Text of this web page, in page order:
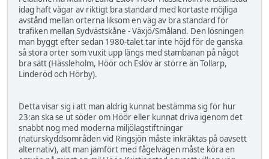
idag haft vägar av riktigt bra standard med kortaste möjliga
avstånd mellan orterna liksom en väg av bra standard för
trafiken mellan Sydvästskåne - Växjö/Småland. Den lösningen
man byggt efter sedan 1980-talet tar inte höjd för de ganska
så stora orter som vuxit upp längs med stambanan på något
bra sätt (Hässleholm, Höör och Eslöv är större än Tollarp,
Linderöd och Hörby).
Detta visar sig i att man aldrig kunnat bestämma sig för hur
23:an ska se ut söder om Höör eller kunnat driva igenom det
snabbt nog med moderna miljölagstiftningar
(naturskyddsområden vid Ringsjön måste inkräktas på oavsett
alternativ), att man jämfört med fågelvägen måste köra en